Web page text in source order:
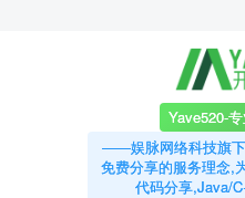
Yave520-
——娱脉网络科技旗
免费分享的服务理念,
代码分享,Java/